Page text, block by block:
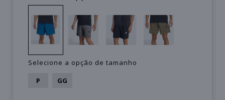
Selecione a opção de tamanho
P
GG